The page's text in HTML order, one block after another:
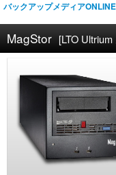
バックアップメディアONLINE
MagStor [LTO